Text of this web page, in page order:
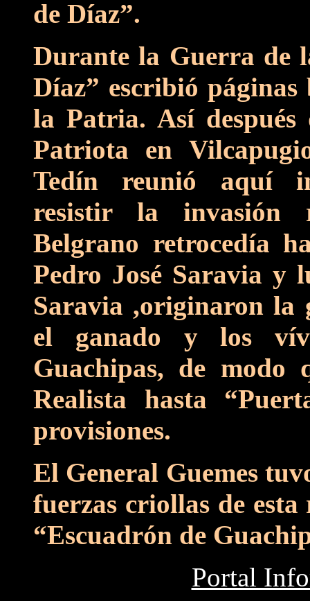
de Díaz”.
Durante la Guerra de
Díaz” escribió
la Patria. Así después
Patriota en
Tedín reunió aquí
resistir la invasión
Belgrano retrocedía
Pedro José Saravia y
Saravia ,originaron la
el ganado y los
Guachipas, de
Realista hasta
provisiones.
El General Guemes
fuerzas criollas de
“Escuadrón de
Portal